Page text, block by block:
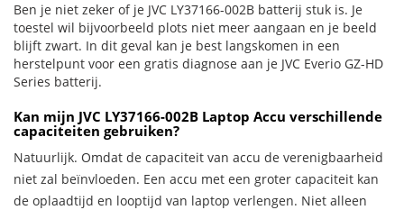
Ben je niet zeker of je JVC LY37166-002B batterij stuk is. Je
toestel wil bijvoorbeeld plots niet meer aangaan en je beeld
blijft zwart. In dit geval kan je best langskomen in een
herstelpunt voor een gratis diagnose aan je JVC Everio GZ-HD
Series batterij.
Kan mijn JVC LY37166-002B Laptop Accu verschillende
capaciteiten gebruiken?
Natuurlijk. Omdat de capaciteit van accu de verenigbaarheid
niet zal beïnvloeden. Een accu met een groter capaciteit kan
de oplaadtijd en looptijd van laptop verlengen. Niet alleen